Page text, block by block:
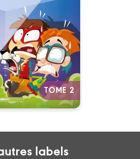
TOME 2
de parution :
but : mettre les
la retraite !
tomes
labels